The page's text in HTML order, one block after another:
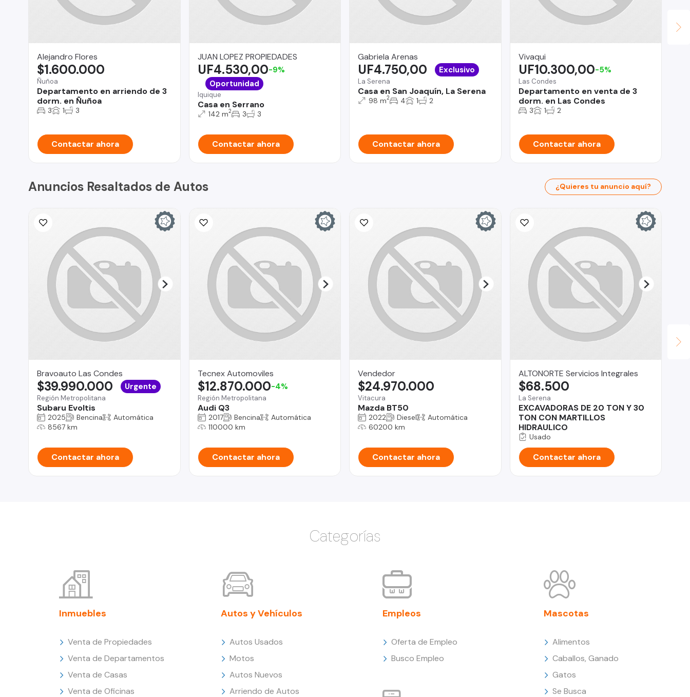
Alejandro Flores
Ñuñoa
Departamento en arriendo de 3
dorm. en Ñuñoa
$1.600.000
3 1 3
Contactar ahora
JUAN LOPEZ PROPIEDADES
Iquique
Casa en Serrano
UF4.530,00-9%
Oportunidad
142 m2 3 3
Contactar ahora
Gabriela Arenas
La Serena
Casa en San Joaquín, La Serena
UF4.750,00 Exclusivo
98 m2 4 1 2
Contactar ahora
Vivaqui
Las Condes
Departamento en venta de 3
dorm. en Las Condes
UF10.300,00-5%
3 1 2
Contactar ahora
Anuncios Resaltados de Autos ¿Quieres tu anuncio aquí?
Bravoauto Las Condes
Región Metropolitana
Subaru Evoltis
$39.990.000 Urgente
2025 Bencina
Automática
8567 km
Contactar ahora
Tecnex Automoviles
Región Metropolitana
Audi Q3
$12.870.000-4%
2017 Bencina
Automática
110000 km
Contactar ahora
Vendedor
Vitacura
Mazda BT50
$24.970.000
2022 Diesel
Automática
60200 km
Contactar ahora
ALTONORTE Servicios Integrales
La Serena
EXCAVADORAS DE 20 TON Y 30
TON CON MARTILLOS
HIDRAULICO
$68.500
Usado
Contactar ahora
Categorías
Inmuebles
Venta de Propiedades
Venta de Departamentos
Venta de Casas
Venta de Oficinas
Autos y Vehículos
Autos Usados
Motos
Autos Nuevos
Arriendo de Autos
Empleos
Oferta de Empleo
Busco Empleo
Mascotas
Alimentos
Caballos, Ganado
Gatos
Se Busca